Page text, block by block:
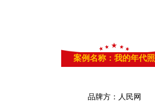
案例名称：我的年代照
品牌方：人民网